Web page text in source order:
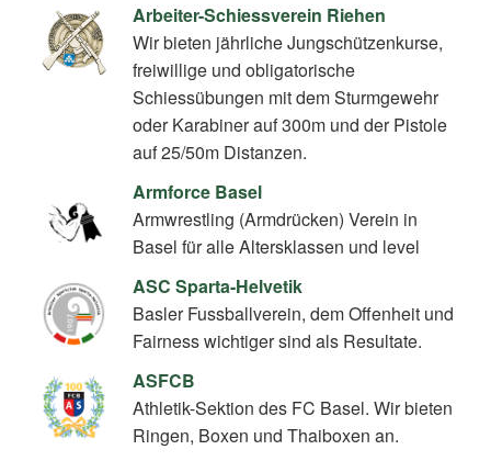
Arbeiter-Schiessverein Riehen
Wir bieten jährliche Jungschützenkurse,
freiwillige und obligatorische
Schiessübungen mit dem Sturmgewehr
oder Karabiner auf 300m und der Pistole
auf 25/50m Distanzen.
Armforce Basel
Armwrestling (Armdrücken) Verein in
Basel für alle Altersklassen und level
ASC Sparta-Helvetik
Basler Fussballverein, dem Offenheit und
Fairness wichtiger sind als Resultate.
ASFCB
Athletik-Sektion des FC Basel. Wir bieten
Ringen, Boxen und Thaiboxen an.